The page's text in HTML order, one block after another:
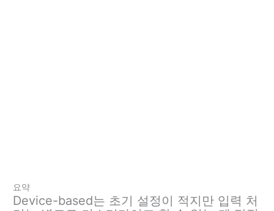
요약
Device-based는 초기 설정이 적지만 입력 처